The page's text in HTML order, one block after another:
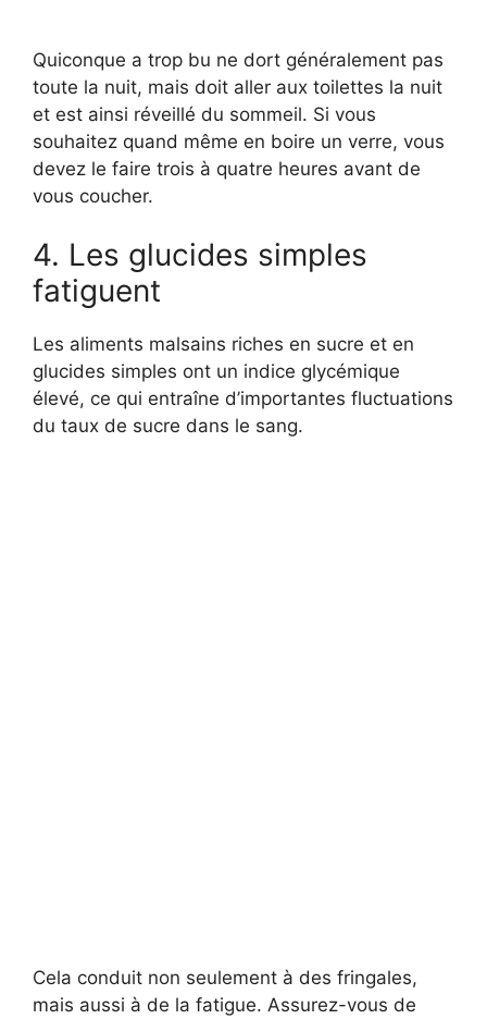
Quiconque a trop bu ne dort généralement pas
toute la nuit, mais doit aller aux toilettes la nuit
et est ainsi réveillé du sommeil. Si vous
souhaitez quand même en boire un verre, vous
devez le faire trois à quatre heures avant de
vous coucher.
4. Les glucides simples
fatiguent
Les aliments malsains riches en sucre et en
glucides simples ont un indice glycémique
élevé, ce qui entraîne d’importantes fluctuations
du taux de sucre dans le sang.
Cela conduit non seulement à des fringales,
mais aussi à de la fatigue. Assurez-vous de